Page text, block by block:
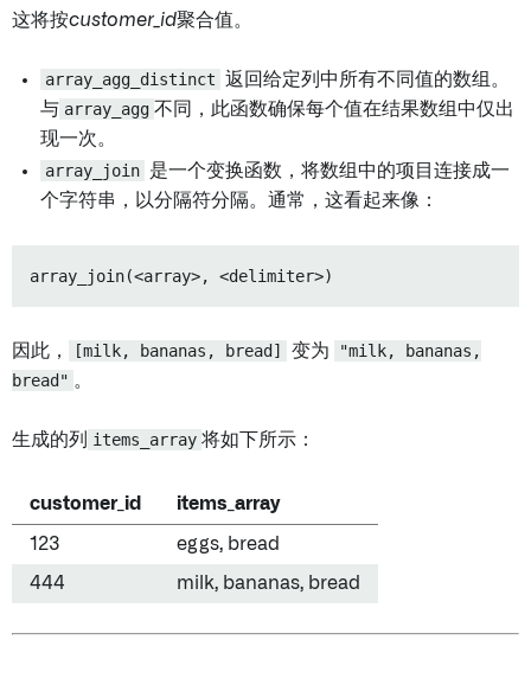
这将按customer_id聚合值。
array_agg_distinct 返回给定列中所有不同值的数组。
与 array_agg 不同，此函数确保每个值在结果数组中仅出
现一次。
array_join 是一个变换函数，将数组中的项目连接成一
个字符串，以分隔符分隔。通常，这看起来像：
因此， [milk, bananas, bread] 变为
"milk, bananas,
bread" 。
生成的列 items_array 将如下所示：
customer_id items_array
123 eggs, bread
444 milk, bananas, bread